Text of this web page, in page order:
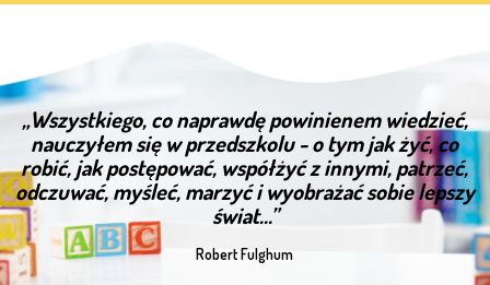
„Wszystkiego, co naprawdę powinienem wiedzieć,
nauczyłem się w przedszkolu - o tym jak żyć, co
robić, jak postępować, współżyć z innymi, patrzeć,
odczuwać, myśleć, marzyć i wyobrażać sobie lepszy
świat...”
Robert Fulghum